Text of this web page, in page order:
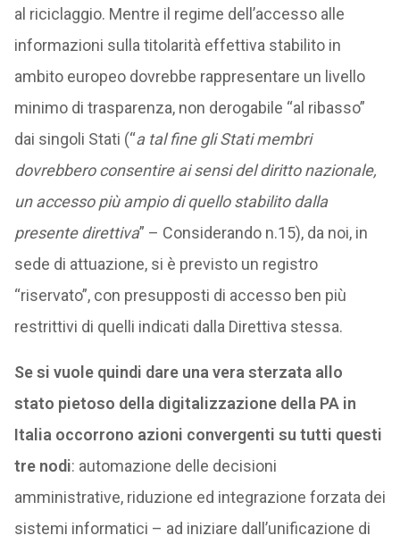
al riciclaggio. Mentre il regime dell’accesso alle
informazioni sulla titolarità effettiva stabilito in
ambito europeo dovrebbe rappresentare un livello
minimo di trasparenza, non derogabile “al ribasso”
dai singoli Stati (“a tal fine gli Stati membri
dovrebbero consentire ai sensi del diritto nazionale,
un accesso più ampio di quello stabilito dalla
presente direttiva” – Considerando n.15), da noi, in
sede di attuazione, si è previsto un registro
“riservato”, con presupposti di accesso ben più
restrittivi di quelli indicati dalla Direttiva stessa.
Se si vuole quindi dare una vera sterzata allo
stato pietoso della digitalizzazione della PA in
Italia occorrono azioni convergenti su tutti questi
tre nodi: automazione delle decisioni
amministrative, riduzione ed integrazione forzata dei
sistemi informatici – ad iniziare dall’unificazione di